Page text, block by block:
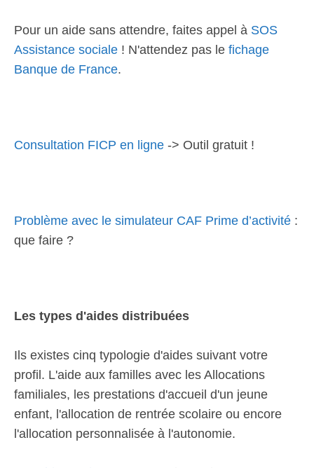
Pour un aide sans attendre, faites appel à SOS
Assistance sociale ! N'attendez pas le fichage
Banque de France.
Consultation FICP en ligne -> Outil gratuit !
Problème avec le simulateur CAF Prime d’activité :
que faire ?
Les types d'aides distribuées
Ils existes cinq typologie d'aides suivant votre
profil. L'aide aux familles avec les Allocations
familiales, les prestations d'accueil d'un jeune
enfant, l'allocation de rentrée scolaire ou encore
l'allocation personnalisée à l'autonomie.